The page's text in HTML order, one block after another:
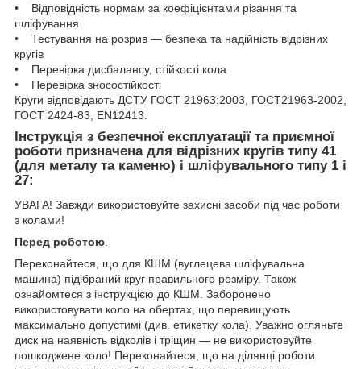
• Відповідність нормам за коефіцієнтами різання та
шліфування
• Тестування на розрив — безпека та надійність відрізних
кругів
• Перевірка дисбалансу, стійкості кола
• Перевірка зносостійкості
Круги відповідають ДСТУ ГОСТ 21963:2003, ГОСТ21963-2002,
ГОСТ 2424-83, EN12413.
Інструкція з безпечної експлуатації та приємної
роботи призначена для відрізних кругів типу 41
(для металу та каменю) і шліфувального типу 1 і
27:
УВАГА! Завжди використовуйте захисні засоби під час роботи
з колами!
Перед роботою
Переконайтеся, що для КШМ (вуглецева шліфувальна
машина) підібраний круг правильного розміру. Також
ознайомтеся з інструкцією до КШМ. Заборонено
використовувати коло на обертах, що перевищують
максимально допустимі (див. етикетку кола). Уважно огляньте
диск на наявність відколів і тріщин — не використовуйте
пошкоджене коло! Переконайтеся, що на ділянці роботи